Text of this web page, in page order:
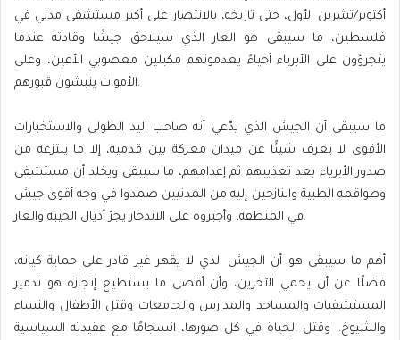
أكتوبر/تشرين الأول، حتى تاريخه، بالانتصار على أكبر مستشفى مدني في
فلسطين، ما سيبقى هو العار الذي سيلاحق جيشًا وقادته عندما
يتجرؤون على الأبرياء أحياءً يعدمونهم مكبلين معصوبي الأعين، وعلى
الأموات ينبشون قبورهم.
ما سيبقى أن الجيش الذي يدّعي أنه صاحب اليد الطولى والاستخبارات
الأقوى لا يعرف شيئًا عن ميدان معركة بين قدميه، إلا ما ينتزعه من
صدور الأبرياء بعد تعذيبهم ثم إعدامهم، ما سيبقى ويخلد أن مستشفى
وطواقمه الطبية والنازحين إليه من المدنيين صمدوا في وجه أقوى جيش
في المنطقة، وأجبروه على الاندحار يجرّ أذيال الخيبة والعار.
أهم ما سيبقى هو أن الجيش الذي لا يقهر غير قادر على حماية كيانه،
فضلًا عن أن يحمي الآخرين، وأن أقصى ما يستطيع إنجازه هو تدمير
المستشفيات والمساجد والمدارس والجامعات وقتل الأطفال والنساء
والشيوخ.. وقتل الحياة في كل صورها، انسجامًا مع عقيدته السياسية